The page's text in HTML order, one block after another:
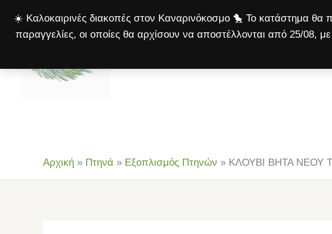
☀️ Καλοκαιρινές διακοπές στον Καναρινόκοσμο 🐤 Το κατάστημα θα
παραγγελίες, οι οποίες θα αρχίσουν να αποστέλλονται από 25/08,
περιεχόμενο
Αρχική » Πτηνά » Εξοπλισμός Πτηνών » ΚΛΟΥΒΙ ΒΗΤΑ ΝΕΟΥ